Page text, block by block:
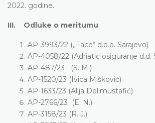
2022. godine.
III. Odluke o meritumu
AP-3993/22 („Face“ d.o.o. Sarajevo)
AP-4058/22 (Adriatic osiguranje d.d.
AP-487/23 (S. M.)
AP-1520/23 (Ivica Mišković)
AP-1633/23 (Alija Delimustafić)
AP-2766/23 (E. N.)
AP-3158/23 (R. J.)